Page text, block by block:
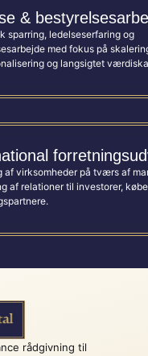
&
sparring, ledelseserfaring og
med fokus på
og langsigtet
af virksomheder på tværs af
af relationer til investorer,
rådgivning til